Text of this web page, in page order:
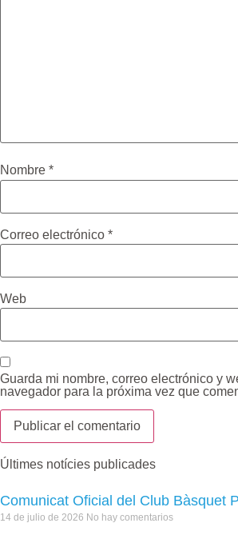
Nombre *
Correo electrónico *
Web
Guarda mi nombre, correo electrónico y
navegador para la próxima vez que
Últimes notícies publicades
Comunicat Oficial del Club Bàsquet
14 de julio de 2026 No hay comentarios